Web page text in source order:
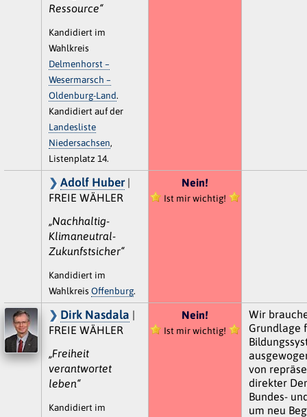
Ressource“
Kandidiert im
Wahlkreis
Delmenhorst –
Wesermarsch –
Oldenburg-Land.
Kandidiert auf der
Landesliste
Niedersachsen,
Listenplatz 14.
Adolf Huber|
FREIE WÄHLER
„Nachhaltig-
Klimaneutral-
Zukunfstsicher“
Kandidiert im
Wahlkreis Offenburg.
Nein!
Ist mir wichtig!
Dirk Nasdala |
FREIE WÄHLER
„Freiheit
verantwortet
leben“
Kandidiert im
Nein!
Ist mir wichtig!
Wir
Grundlage
von
direkter
Bundes-
um neu